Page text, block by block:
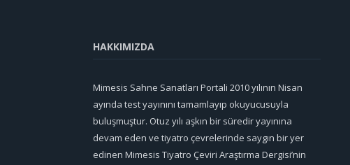
HAKKIMIZDA
Mimesis Sahne Sanatları Portali 2010 yılının Nisan
ayında test yayınını tamamlayıp okuyucusuyla
buluşmuştur. Otuz yılı aşkın bir süredir yayınına
devam eden ve tiyatro çevrelerinde saygın bir yer
edinen Mimesis Tiyatro Çeviri Araştırma Dergisi’nin